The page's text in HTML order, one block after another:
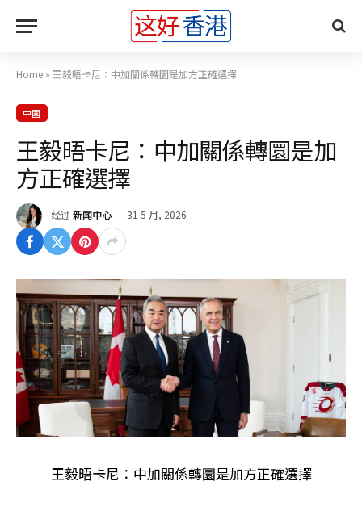
Home » 王毅晤卡尼：中加關係轉圜是加方正確選擇
中國
王毅晤卡尼：中加關係轉圜是加
方正確選擇
经过 新闻中心 31 5 月, 2026
王毅晤卡尼：中加關係轉圜是加方正確選擇